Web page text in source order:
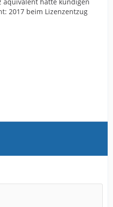
2017 beim Lizenzentzug